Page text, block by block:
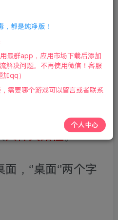
文件夹路径。
，‘’桌面‘’两个字
都是纯净版！
最群app，应用市场下载后添加
解决问题。不再使用微信！客服
qq）
需要哪个游戏可以留言或者联系
个人中心